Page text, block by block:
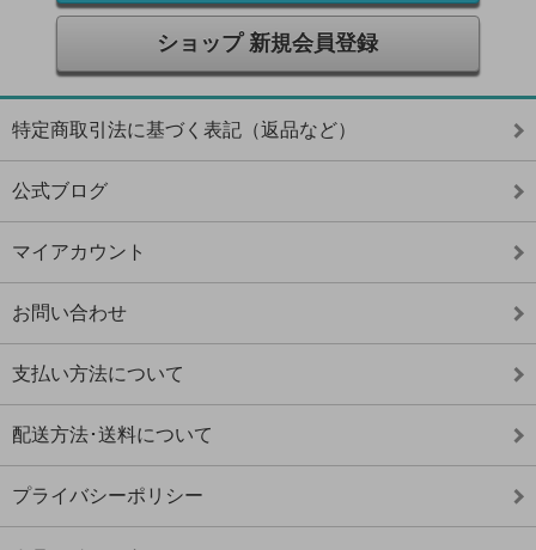
ショップ 新規会員登録
特定商取引法に基づく表記（返品など）
公式ブログ
マイアカウント
お問い合わせ
支払い方法について
配送方法･送料について
プライバシーポリシー